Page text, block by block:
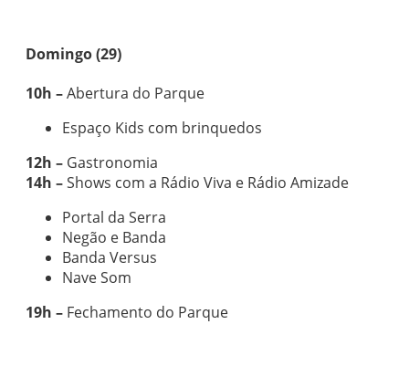
Domingo (29)
10h –Abertura do Parque
Espaço Kids com brinquedos
12h – Gastronomia
14h –Shows com a Rádio Viva e Rádio Amizade
Portal da Serra
Negão e Banda
Banda Versus
Nave Som
19h – Fechamento do Parque